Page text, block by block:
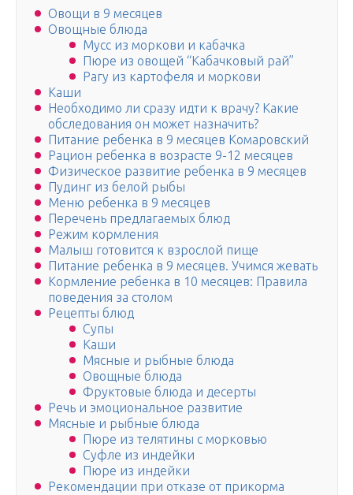
Овощи в 9 месяцев
Овощные блюда
Мусс из моркови и кабачка
Пюре из овощей “Кабачковый рай”
Рагу из картофеля и моркови
Каши
Необходимо ли сразу идти к врачу? Какие
обследования он может назначить?
Питание ребенка в 9 месяцев Комаровский
Рацион ребенка в возрасте 9-12 месяцев
Физическое развитие ребенка в 9 месяцев
Пудинг из белой рыбы
Меню ребенка в 9 месяцев
Перечень предлагаемых блюд
Режим кормления
Малыш готовится к взрослой пище
Питание ребенка в 9 месяцев. Учимся жевать
Кормление ребенка в 10 месяцев: Правила
поведения за столом
Рецепты блюд
Супы
Каши
Мясные и рыбные блюда
Овощные блюда
Фруктовые блюда и десерты
Речь и эмоциональное развитие
Мясные и рыбные блюда
Пюре из телятины с морковью
Суфле из индейки
Пюре из индейки
Рекомендации при отказе от прикорма